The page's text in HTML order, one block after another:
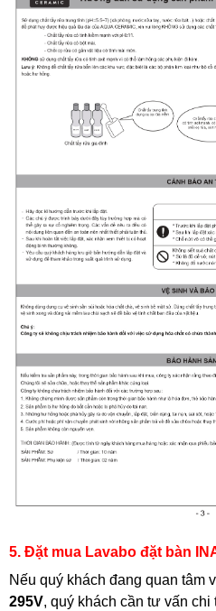
5. Đặt mua Lavabo đặt bàn
Nếu quý khách đang quan tâm
295V, quý khách cần tư vấn chi